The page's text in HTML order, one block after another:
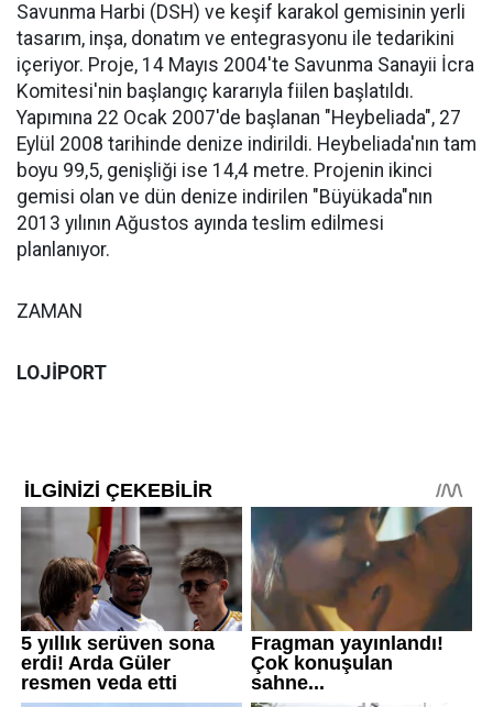
Savunma Harbi (DSH) ve keşif karakol gemisinin yerli
tasarım, inşa, donatım ve entegrasyonu ile tedarikini
içeriyor. Proje, 14 Mayıs 2004'te Savunma Sanayii İcra
Komitesi'nin başlangıç kararıyla fiilen başlatıldı.
Yapımına 22 Ocak 2007'de başlanan "Heybeliada", 27
Eylül 2008 tarihinde denize indirildi. Heybeliada'nın tam
boyu 99,5, genişliği ise 14,4 metre. Projenin ikinci
gemisi olan ve dün denize indirilen "Büyükada"nın
2013 yılının Ağustos ayında teslim edilmesi
planlanıyor.
ZAMAN
LOJİPORT